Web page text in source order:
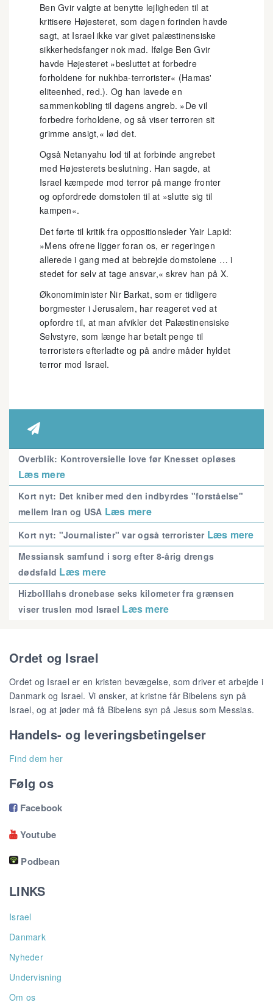
Ben Gvir valgte at benytte lejligheden til at
kritisere Højesteret, som dagen forinden havde
sagt, at Israel ikke var givet palæstinensiske
sikkerhedsfanger nok mad. Ifølge Ben Gvir
havde Højesteret »besluttet at forbedre
forholdene for nukhba-terrorister« (Hamas'
eliteenhed, red.). Og han lavede en
sammenkobling til dagens angreb. »De vil
forbedre forholdene, og så viser terroren sit
grimme ansigt,« lød det.
Også Netanyahu lod til at forbinde angrebet
med Højesterets beslutning. Han sagde, at
Israel kæmpede mod terror på mange fronter
og opfordrede domstolen til at »slutte sig til
kampen«.
Det førte til kritik fra oppositionsleder Yair Lapid:
»Mens ofrene ligger foran os, er regeringen
allerede i gang med at bebrejde domstolene … i
stedet for selv at tage ansvar,« skrev han på X.
Økonomiminister Nir Barkat, som er tidligere
borgmester i Jerusalem, har reageret ved at
opfordre til, at man afvikler det Palæstinensiske
Selvstyre, som længe har betalt penge til
terroristers efterladte og på andre måder hyldet
terror mod Israel.

Overblik: Kontroversielle love før Knesset opløses
Læs mere
Kort nyt: Det kniber med den indbyrdes "forståelse"
mellem Iran og USA Læs mere
Kort nyt: "Journalister" var også terrorister Læs mere
Messiansk samfund i sorg efter 8-årig drengs
dødsfald Læs mere
Hizbolllahs dronebase seks kilometer fra grænsen
viser truslen mod Israel Læs mere
Ordet og Israel
Ordet og Israel er en kristen bevægelse, som driver et arbejde i
Danmark og Israel. Vi ønsker, at kristne får Bibelens syn på
Israel, og at jøder må få Bibelens syn på Jesus som Messias.
Handels- og leveringsbetingelser
Find dem her
Følg os
Facebook
Youtube
Podbean
LINKS
Israel
Danmark
Nyheder
Undervisning
Om os